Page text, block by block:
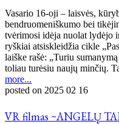
Vasario 16-oji – laisvės,
bendruomeniškumo bei
tvėrimosi idėja nuolat
ryškiai atsiskleidžia cikle
laiške rašė: „Turiu
toliau turėsiu naujų minčių.
more...
posted on 2025 02 16
VR filmas ~ANGELŲ